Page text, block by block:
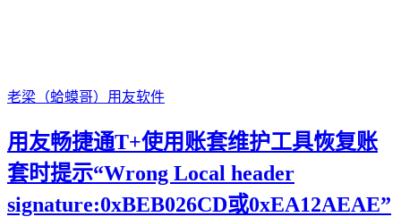
老梁（蛤蟆哥） 用友软件
用友畅捷通T+使用账套维护工具恢复账
套时提示“Wrong Local header
signature:0xBEB026CD或0xEA12AEAE”